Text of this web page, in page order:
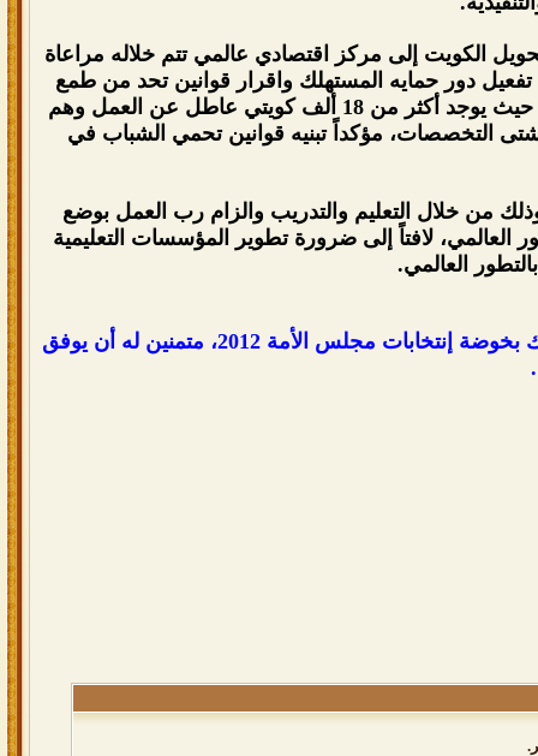
الكويت إلى مركز اقتصادي عالمي تتم خلاله مراعاة
دور حمايه المستهلك واقرار قوانين تحد من طمع
التجار وتفعيل دور المؤسسات الأهليه للحد من غلاء المعيشه. وتابع أنه سيتبنى قضية البطالة حيث يوجد أكثر من 18 ألف كويتي عاطل عن العمل وهم
التخصصات، مؤكداً تبنيه قوانين تحمي الشباب في
من خلال التعليم والتدريب والزام رب العمل بوضع
لافتاً إلى ضرورة تطوير المؤسسات التعليمية
العالمي.
وفي الختام، نسأل الله التوفيق والسداد لـ سعادة الأستاذ فهد بن ناصر آل غصين المشاوية ذلك بخوضة إنتخابات مجلس الأمة 2012، متمنين له أن يوفق